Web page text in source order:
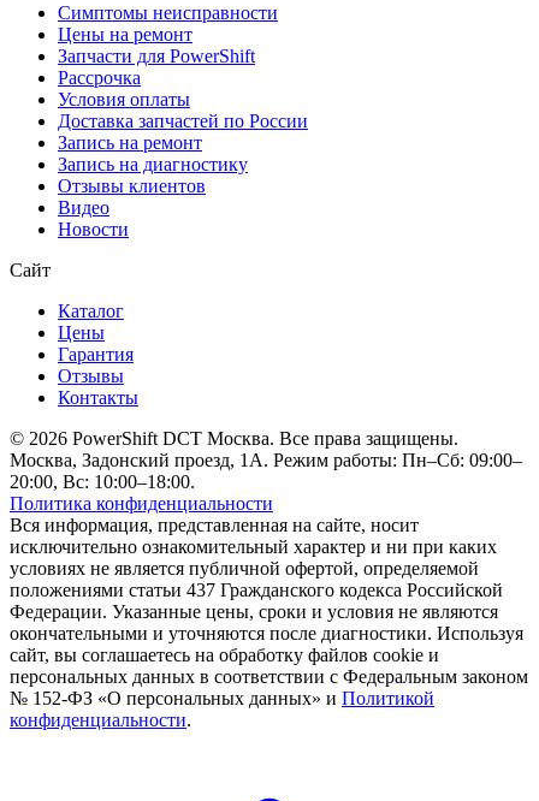
Симптомы неисправности
Цены на ремонт
Запчасти для PowerShift
Рассрочка
Условия оплаты
Доставка запчастей по России
Запись на ремонт
Запись на диагностику
Отзывы клиентов
Видео
Новости
Сайт
Каталог
Цены
Гарантия
Отзывы
Контакты
© 2026 PowerShift DCT Москва. Все права защищены.
Москва, Задонский проезд, 1А. Режим работы: Пн–Сб: 09:00–
20:00, Вс: 10:00–18:00.
Политика конфиденциальности
Вся информация, представленная на сайте, носит
исключительно ознакомительный характер и ни при каких
условиях не является публичной офертой, определяемой
положениями статьи 437 Гражданского кодекса Российской
Федерации. Указанные цены, сроки и условия не являются
окончательными и уточняются после диагностики. Используя
сайт, вы соглашаетесь на обработку файлов cookie и
персональных данных в соответствии с Федеральным законом
№ 152-ФЗ «О персональных данных» и Политикой
конфиденциальности.